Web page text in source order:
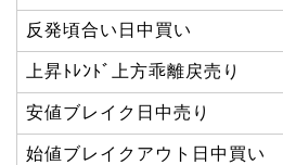
反発頃合い日中買い
上昇ﾄﾚﾝﾄﾞ上方乖離戻売り
安値ブレイク日中売り
始値ブレイクアウト日中買い